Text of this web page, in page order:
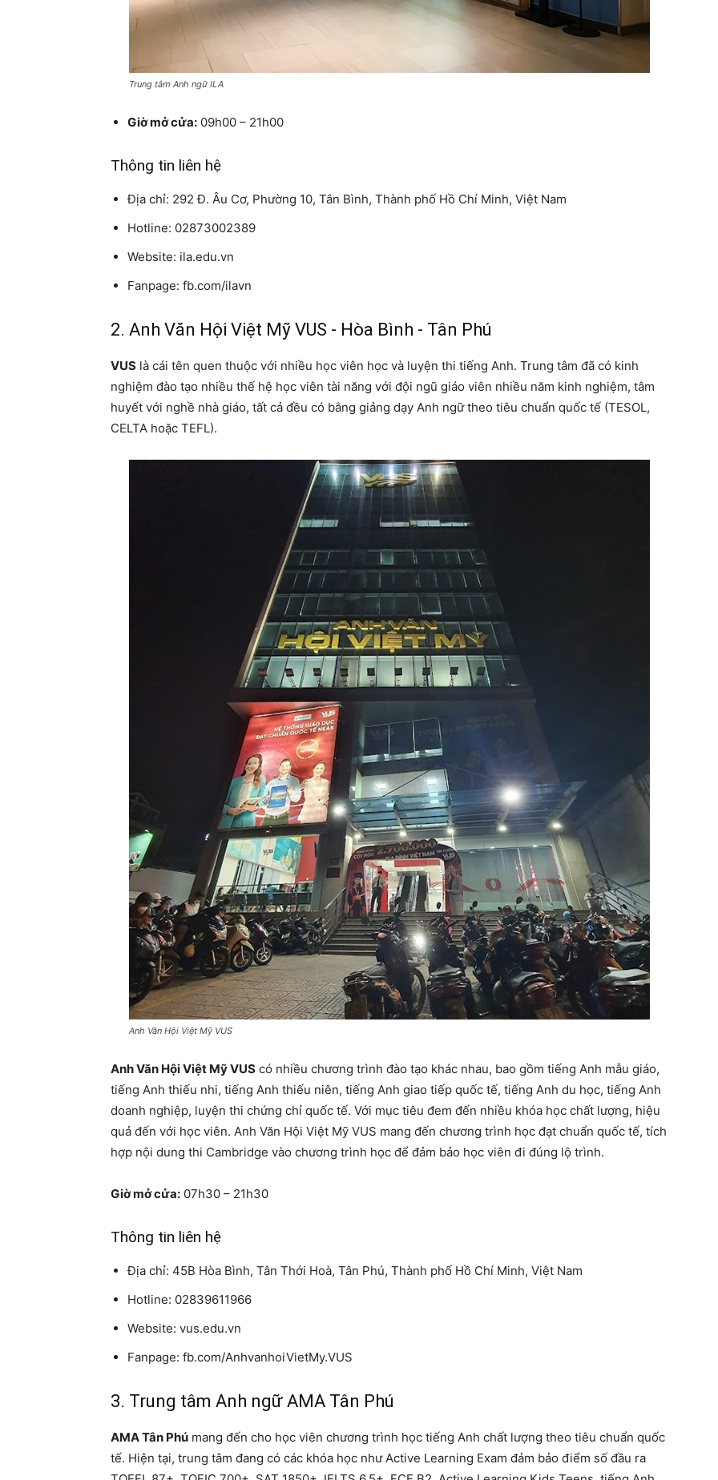
Trung tâm Anh ngữ ILA
Giờ mở cửa: 09h00 – 21h00
Thông tin liên hệ
Địa chỉ: 292 Đ. Âu Cơ, Phường 10, Tân Bình, Thành phố Hồ Chí Minh, Việt Nam
Hotline: 02873002389
Website: ila.edu.vn
Fanpage: fb.com/ilavn
2. Anh Văn Hội Việt Mỹ VUS - Hòa Bình - Tân Phú
VUS là cái tên quen thuộc với nhiều học viên học và luyện thi tiếng Anh. Trung tâm đã có kinh
nghiệm đào tạo nhiều thế hệ học viên tài năng với đội ngũ giáo viên nhiều năm kinh nghiệm, tâm
huyết với nghề nhà giáo, tất cả đều có bằng giảng dạy Anh ngữ theo tiêu chuẩn quốc tế (TESOL,
CELTA hoặc TEFL).
Anh Văn Hội Việt Mỹ VUS
Anh Văn Hội Việt Mỹ VUS có nhiều chương trình đào tạo khác nhau, bao gồm tiếng Anh mẫu giáo,
tiếng Anh thiếu nhi, tiếng Anh thiếu niên, tiếng Anh giao tiếp quốc tế, tiếng Anh du học, tiếng Anh
doanh nghiệp, luyện thi chứng chỉ quốc tế. Với mục tiêu đem đến nhiều khóa học chất lượng, hiệu
quả đến với học viên. Anh Văn Hội Việt Mỹ VUS mang đến chương trình học đạt chuẩn quốc tế, tích
hợp nội dung thi Cambridge vào chương trình học để đảm bảo học viên đi đúng lộ trình.
Giờ mở cửa: 07h30 – 21h30
Thông tin liên hệ
Địa chỉ: 45B Hòa Bình, Tân Thới Hoà, Tân Phú, Thành phố Hồ Chí Minh, Việt Nam
Hotline: 02839611966
Website: vus.edu.vn
Fanpage: fb.com/AnhvanhoiVietMy.VUS
3. Trung tâm Anh ngữ AMA Tân Phú
AMA Tân Phú mang đến cho học viên chương trình học tiếng Anh chất lượng theo tiêu chuẩn quốc
tế. Hiện tại, trung tâm đang có các khóa học như Active Learning Exam đảm bảo điểm số đầu ra